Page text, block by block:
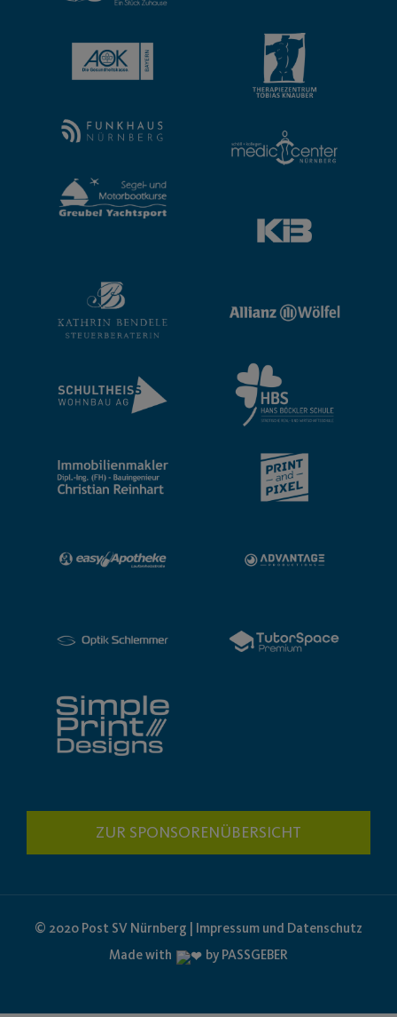
ZUR SPONSORENÜBERSICHT
© 2020 Post SV Nürnberg | Impressum und Datenschutz
Made with
by PASSGEBER